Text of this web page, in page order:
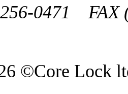
0471 FAX
©Core Lock